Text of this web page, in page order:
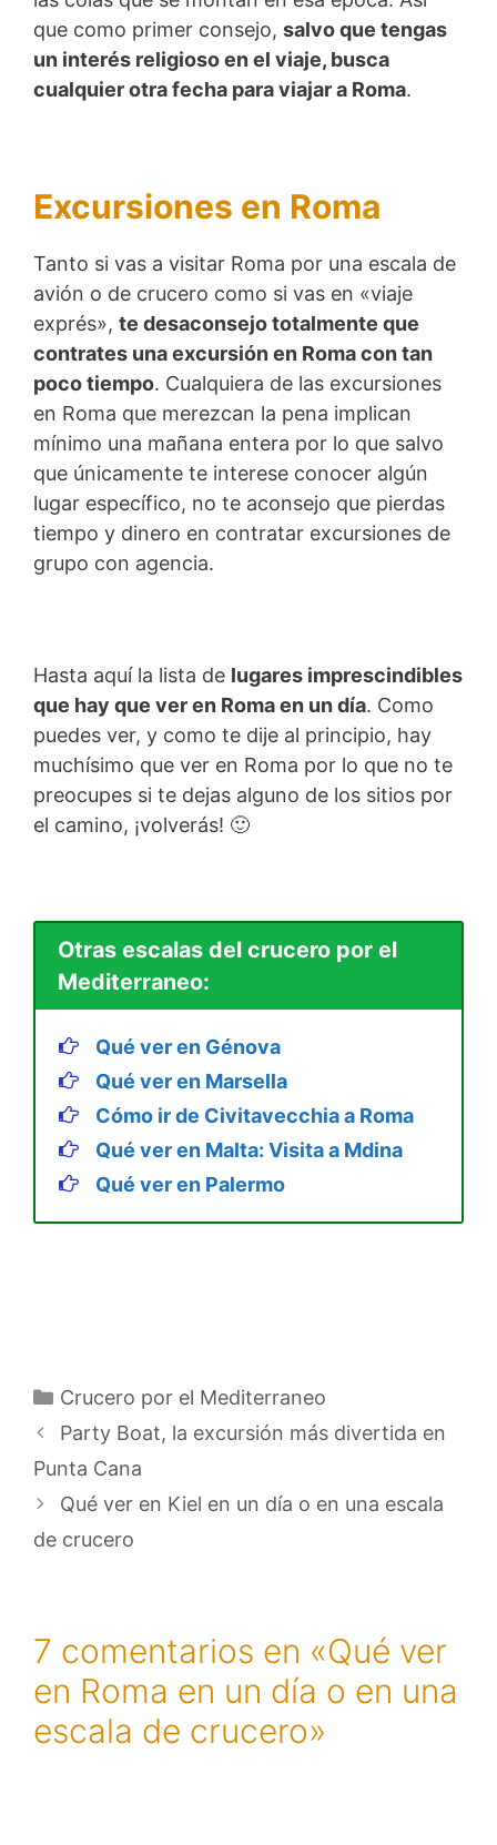
que como primer consejo, salvo que tengas
un interés religioso en el viaje, busca
cualquier otra fecha para viajar a Roma.
Excursiones en Roma
Tanto si vas a visitar Roma por una escala de
avión o de crucero como si vas en «viaje
exprés», te desaconsejo totalmente que
contrates una excursión en Roma con tan
poco tiempo. Cualquiera de las excursiones
en Roma que merezcan la pena implican
mínimo una mañana entera por lo que salvo
que únicamente te interese conocer algún
lugar específico, no te aconsejo que pierdas
tiempo y dinero en contratar excursiones de
grupo con agencia.
Hasta aquí la lista de lugares imprescindibles
que hay que ver en Roma en un día. Como
puedes ver, y como te dije al principio, hay
muchísimo que ver en Roma por lo que no te
preocupes si te dejas alguno de los sitios por
el camino, ¡volverás! 🙂
Otras escalas del crucero por el
Mediterraneo:
Qué ver en Génova
Qué ver en Marsella
Cómo ir de Civitavecchia a Roma
Qué ver en Malta: Visita a Mdina
Qué ver en Palermo
Categorías
Crucero por el Mediterraneo
Party Boat, la excursión más divertida en
Punta Cana
Qué ver en Kiel en un día o en una escala
de crucero
7 comentarios en «Qué ver
en Roma en un día o en una
escala de crucero»